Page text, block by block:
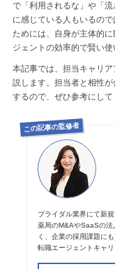
で「利用されるな」や「
に感じている人もいるの
ためには、自身が主体的
ジェントの効率的で賢い使
本記事では、担当キャリ
説します。担当者と相性
するので、ぜひ参考にして
この記事の監修者
ブライダル業界にて新
薬局のM&AやSaaSの法
く、企業の採用課題に
転職エージェントキャ